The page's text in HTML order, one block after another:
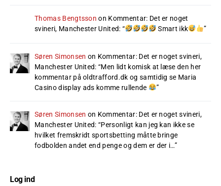
Thomas Bengtsson on Kommentar: Det er noget
svineri, Manchester United: “ Smart ikk ”
Søren Simonsen on Kommentar: Det er noget svineri,
Manchester United: “Men lidt komisk at læse den her
kommentar på oldtrafford.dk og samtidig se Maria
Casino display ads komme rullende
”
Søren Simonsen on Kommentar: Det er noget svineri,
Manchester United: “Personligt kan jeg kan ikke se
hvilket fremskridt sportsbetting måtte bringe
fodbolden andet end penge og dem er der i…”
Log ind